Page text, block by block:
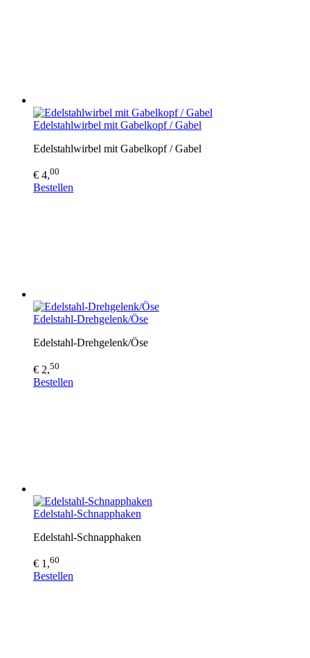
Edelstahlwirbel mit Gabelkopf / Gabel
Edelstahlwirbel mit Gabelkopf / Gabel
€ 4,00
Bestellen
Edelstahl-Drehgelenk/Öse
Edelstahl-Drehgelenk/Öse
€ 2,50
Bestellen
Edelstahl-Schnapphaken
Edelstahl-Schnapphaken
€ 1,60
Bestellen